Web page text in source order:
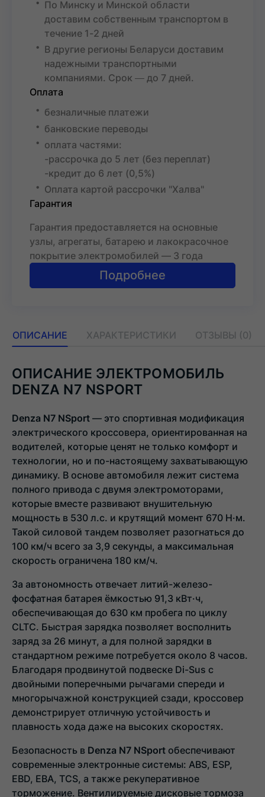
По Минску и Минской области
доставим собственным транспортом в
течение 1-2 дней
В другие регионы Беларуси доставим
надежными транспортными
компаниями. Срок ― до 7 дней.
Оплата
безналичные платежи
банковские переводы
оплата частями:
-рассрочка до 5 лет (без переплат)
-кредит до 6 лет (0,5%)
Оплата картой рассрочки "Халва"
Гарантия
Гарантия предоставляется на основные
узлы, агрегаты, батарею и лакокрасочное
покрытие электромобилей — 3 года
Подробнее
ОПИСАНИЕ ХАРАКТЕРИСТИКИ ОТЗЫВЫ (0)
ОПИСАНИЕ ЭЛЕКТРОМОБИЛЬ
DENZA N7 NSPORT
Denza N7 NSport — это спортивная модификация
электрического кроссовера, ориентированная на
водителей, которые ценят не только комфорт и
технологии, но и по-настоящему захватывающую
динамику. В основе автомобиля лежит система
полного привода с двумя электромоторами,
которые вместе развивают внушительную
мощность в 530 л.с. и крутящий момент 670 Н·м.
Такой силовой тандем позволяет разогнаться до
100 км/ч всего за 3,9 секунды, а максимальная
скорость ограничена 180 км/ч.
За автономность отвечает литий-железо-
фосфатная батарея ёмкостью 91,3 кВт·ч,
обеспечивающая до 630 км пробега по циклу
CLTC. Быстрая зарядка позволяет восполнить
заряд за 26 минут, а для полной зарядки в
стандартном режиме потребуется около 8 часов.
Благодаря продвинутой подвеске Di-Sus с
двойными поперечными рычагами спереди и
многорычажной конструкцией сзади, кроссовер
демонстрирует отличную устойчивость и
плавность хода даже на высоких скоростях.
Безопасность в Denza N7 NSport обеспечивают
современные электронные системы: ABS, ESP,
EBD, EBA, TCS, а также рекуперативное
торможение. Вентилируемые дисковые тормоза